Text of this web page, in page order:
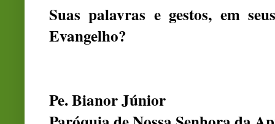
Suas palavras e gestos, em
Evangelho?
Pe. Bianor Júnior